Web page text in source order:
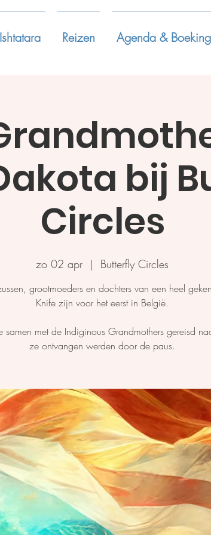
Ishtatara Reizen Agenda &
bij
Circles
zo 02 apr
  |
Butterfly Circles
grootmoeders en dochters van een heel
Knife zijn voor het eerst in België.
met de Indiginous Grandmothers gereisd
ze ontvangen werden door de paus.